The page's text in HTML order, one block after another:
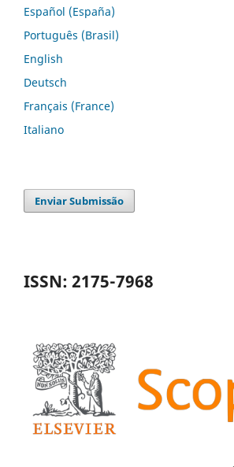
Español (España)
Português (Brasil)
English
Deutsch
Français (France)
Italiano
Enviar Submissão
ISSN: 2175-7968